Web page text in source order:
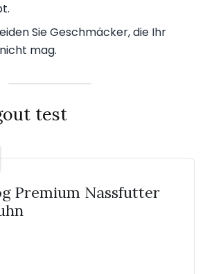
Sie Geschmäcker, die Ihr
mag.
test
Premium Nassfutter